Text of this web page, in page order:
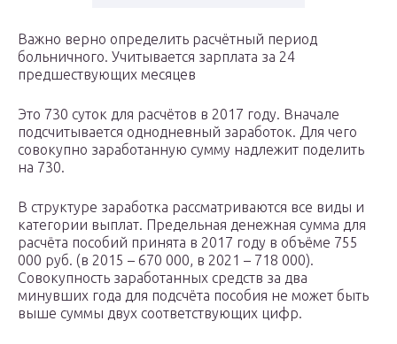
Важно верно определить расчётный период
больничного. Учитывается зарплата за 24
предшествующих месяцев
Это 730 суток для расчётов в 2017 году. Вначале
подсчитывается однодневный заработок. Для чего
совокупно заработанную сумму надлежит поделить
на 730.
В структуре заработка рассматриваются все виды и
категории выплат. Предельная денежная сумма для
расчёта пособий принята в 2017 году в объёме 755
000 руб. (в 2015 – 670 000, в 2021 – 718 000).
Совокупность заработанных средств за два
минувших года для подсчёта пособия не может быть
выше суммы двух соответствующих цифр.